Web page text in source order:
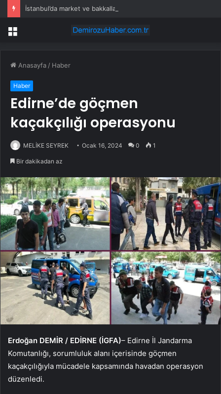
Menü
Anasayfa / Haber
Haber
Edirne’de göçmen
kaçakçılığı operasyonu
MELİKE SEYREK Ocak 16, 2024 0 1
Bir dakikadan az
Erdoğan DEMİR / EDİRNE (İGFA)– Edirne İl Jandarma
Komutanlığı, sorumluluk alanı içerisinde göçmen
kaçakçılığıyla mücadele kapsamında havadan operasyon
düzenledi.